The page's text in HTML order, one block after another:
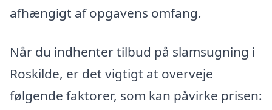
afhængigt af opgavens omfang.
Når du indhenter tilbud på slamsugning i
Roskilde, er det vigtigt at overveje
følgende faktorer, som kan påvirke prisen: